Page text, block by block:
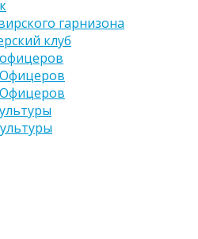
гарнизона
клуб